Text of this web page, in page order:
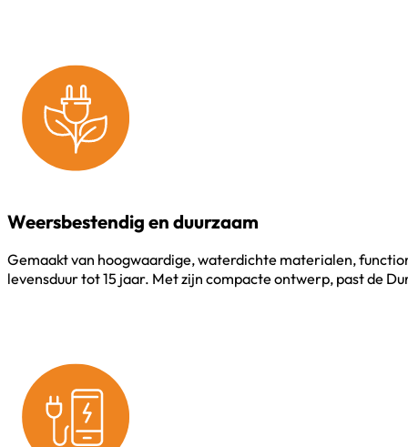
Weersbestendig en duurzaam
Gemaakt van hoogwaardige, waterdichte materialen,
levensduur tot 15 jaar. Met zijn compacte ontwerp, past de